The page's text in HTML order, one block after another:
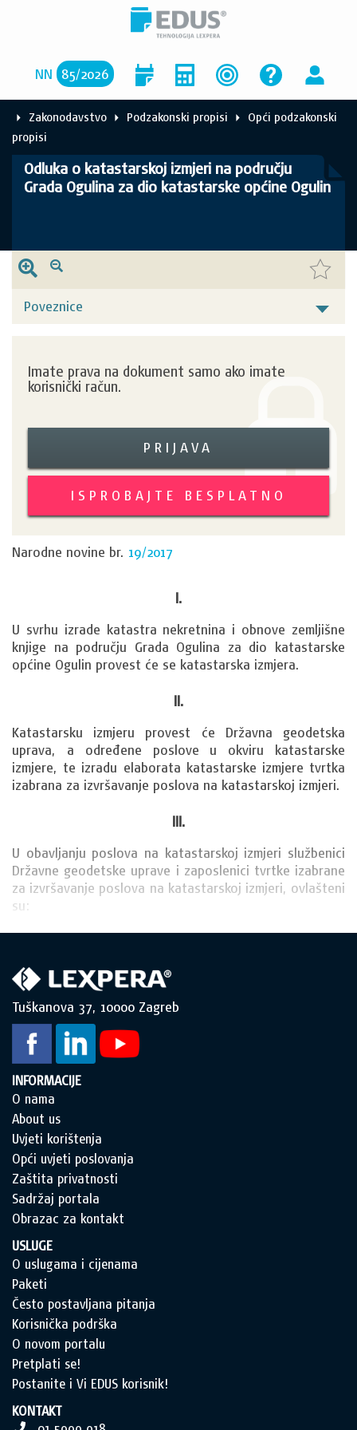
NN 85/2026
Zakonodavstvo Podzakonski propisi
Opći podzakonski
propisi
Odluka o katastarskoj izmjeri na području
Grada Ogulina za dio katastarske općine Ogulin
Poveznice
Imate prava na dokument samo ako imate
korisnički račun.
PRIJAVA
ISPROBAJTE BESPLATNO
Narodne novine br. 19/2017
I.
U svrhu izrade katastra nekretnina i obnove zemljišne
knjige na području Grada Ogulina za dio katastarske
općine Ogulin provest će se katastarska izmjera.
II.
Katastarsku izmjeru provest će Državna geodetska
uprava, a određene poslove u okviru katastarske
izmjere, te izradu elaborata katastarske izmjere tvrtka
izabrana za izvršavanje poslova na katastarskoj izmjeri.
III.
U obavljanju poslova na katastarskoj izmjeri službenici
Državne geodetske uprave i zaposlenici tvrtke izabrane
za izvršavanje poslova na katastarskoj izmjeri, ovlašteni
su:
Tuškanova 37, 10000 Zagreb
INFORMACIJE
O nama
About us
Uvjeti korištenja
Opći uvjeti poslovanja
Zaštita privatnosti
Sadržaj portala
Obrazac za kontakt
USLUGE
O uslugama i cijenama
Paketi
Često postavljana pitanja
Korisnička podrška
O novom portalu
Pretplati se!
Postanite i Vi EDUS korisnik!
KONTAKT